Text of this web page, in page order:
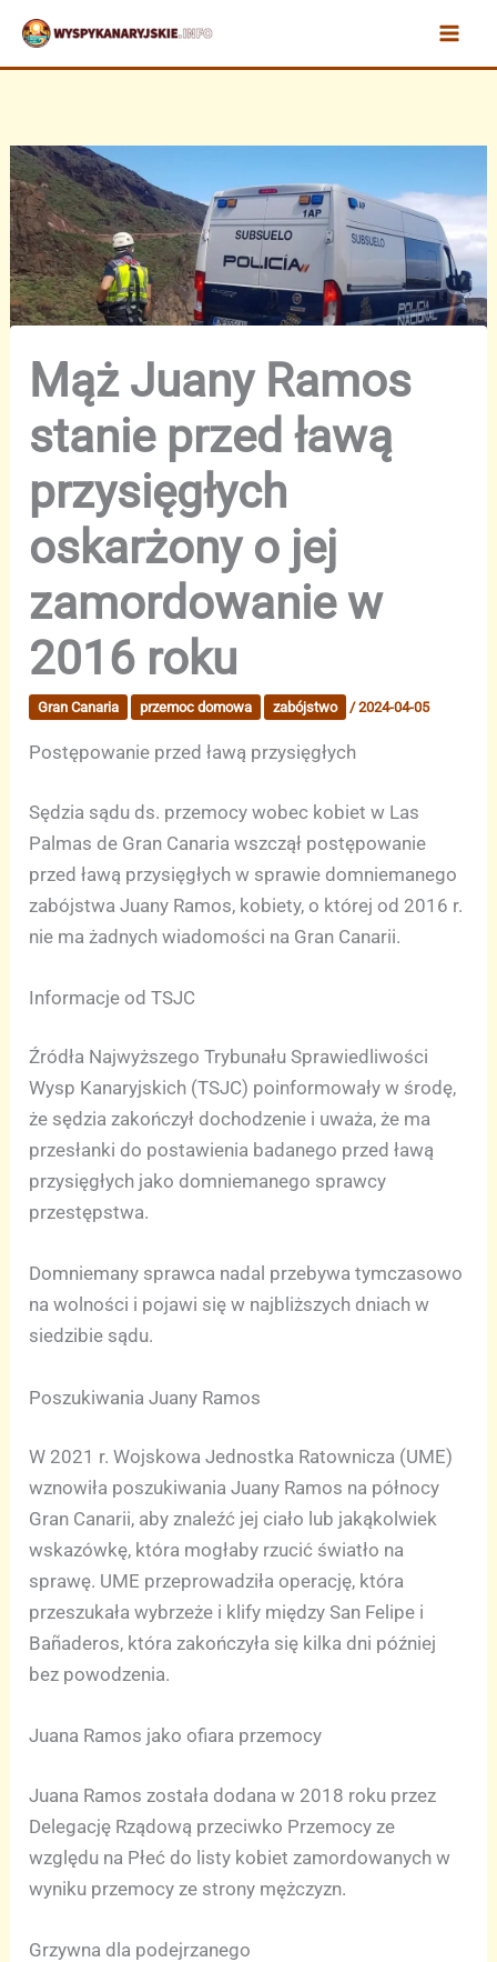
Przejdź
treści
Mąż Juany Ramos
stanie przed ławą
przysięgłych
oskarżony o jej
zamordowanie w
2016 roku
Gran Canaria przemoc domowa zabójstwo /2024-04-05
Postępowanie przed ławą przysięgłych
Sędzia sądu ds. przemocy wobec kobiet w Las
Palmas de Gran Canaria wszczął postępowanie
przed ławą przysięgłych w sprawie domniemanego
zabójstwa Juany Ramos, kobiety, o której od 2016 r.
nie ma żadnych wiadomości na Gran Canarii.
Informacje od TSJC
Źródła Najwyższego Trybunału Sprawiedliwości
Wysp Kanaryjskich (TSJC) poinformowały w środę,
że sędzia zakończył dochodzenie i uważa, że ma
przesłanki do postawienia badanego przed ławą
przysięgłych jako domniemanego sprawcy
przestępstwa.
Domniemany sprawca nadal przebywa tymczasowo
na wolności i pojawi się w najbliższych dniach w
siedzibie sądu.
Poszukiwania Juany Ramos
W 2021 r. Wojskowa Jednostka Ratownicza (UME)
wznowiła poszukiwania Juany Ramos na północy
Gran Canarii, aby znaleźć jej ciało lub jakąkolwiek
wskazówkę, która mogłaby rzucić światło na
sprawę. UME przeprowadziła operację, która
przeszukała wybrzeże i klify między San Felipe i
Bañaderos, która zakończyła się kilka dni później
bez powodzenia.
Juana Ramos jako ofiara przemocy
Juana Ramos została dodana w 2018 roku przez
Delegację Rządową przeciwko Przemocy ze
względu na Płeć do listy kobiet zamordowanych w
wyniku przemocy ze strony mężczyzn.
Grzywna dla podejrzanego